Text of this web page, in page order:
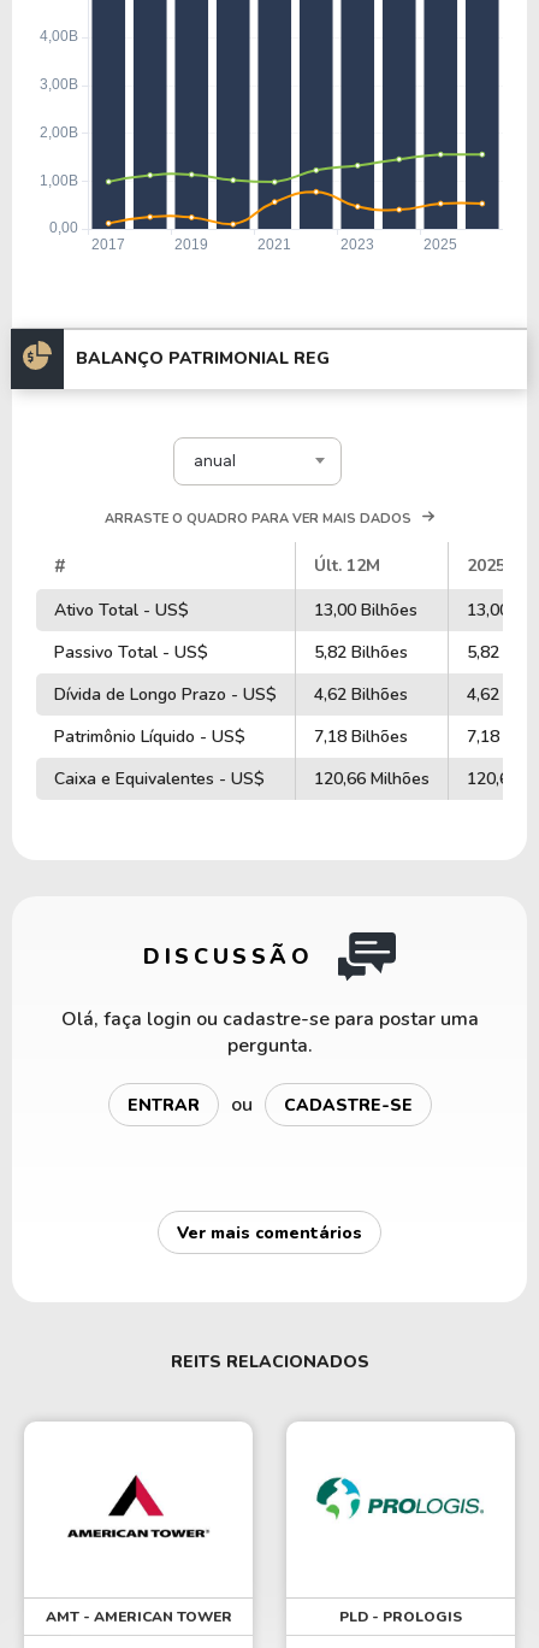
BALANÇO PATRIMONIAL REG
anual
ARRASTE O QUADRO PARA VER MAIS DADOS
# Últ. 12M
2025
Ativo Total - US$
13,00 Bilhões
13,00
Passivo Total - US$
5,82 Bilhões
5,82
Dívida de Longo Prazo - US$
4,62 Bilhões
4,62
Patrimônio Líquido - US$
7,18 Bilhões
7,18
Caixa e Equivalentes - US$
120,66 Milhões 120,66
DISCUSSÃO
Olá, faça login ou cadastre-se para postar uma
pergunta.
ENTRAR ou CADASTRE-SE
Ver mais comentários
REITS RELACIONADOS
AMT - AMERICAN TOWER PLD - PROLOGIS